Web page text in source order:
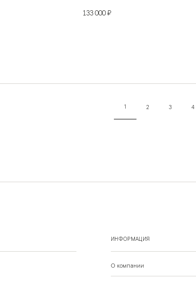
133 000 ₽
1 2 3 4
ИНФОРМАЦИЯ
О компании